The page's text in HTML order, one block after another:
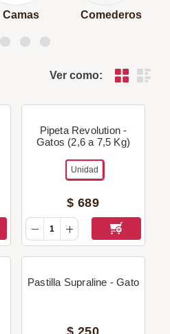
Camas Comederos
Ver como:
Pipeta Revolution -
Gatos (2,6 a 7,5 Kg)
Unidad
$ 689
Pastilla Supraline - Gato
$ 250